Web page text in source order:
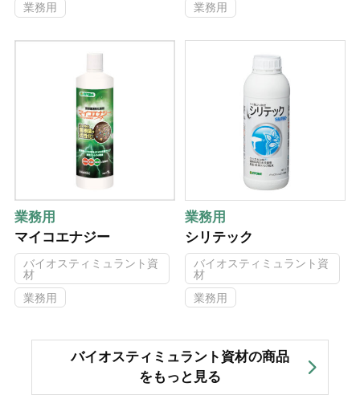
業務用
業務用
業務用
マイコエナジー
バイオスティミュラント資
材
業務用
業務用
シリテック
バイオスティミュラント資
材
業務用
バイオスティミュラント資材の商品
をもっと見る